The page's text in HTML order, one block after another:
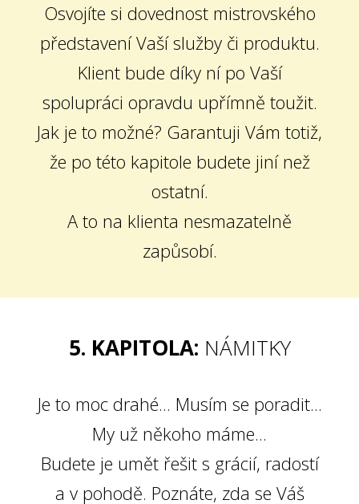
Osvojíte si dovednost mistrovského
představení Vaší služby či produktu.
Klient bude díky ní po Vaší
spolupráci opravdu upřímně toužit.
Jak je to možné? Garantuji Vám totiž,
že po této kapitole budete jiní než
ostatní.
A to na klienta nesmazatelně
zapůsobí.
5. KAPITOLA: NÁMITKY
Je to moc drahé... Musím se poradit...
My už někoho máme...
Budete je umět řešit s grácií, radostí
a v pohodě. Poznáte, zda se Váš